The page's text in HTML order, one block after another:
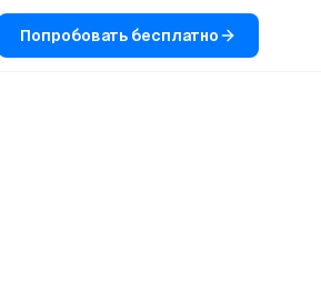
Попробовать бесплатно